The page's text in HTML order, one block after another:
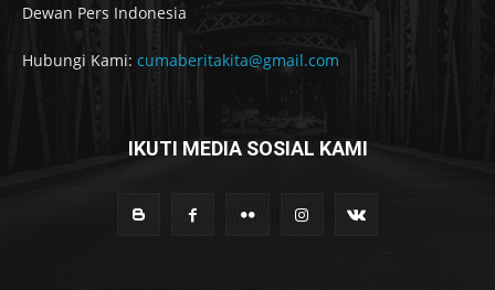
Dewan Pers Indonesia
Hubungi Kami: cumaberitakita@gmail.com
IKUTI MEDIA SOSIAL KAMI